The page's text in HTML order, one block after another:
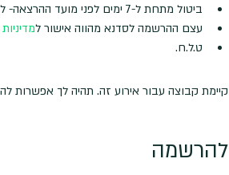
ביטול מתחת ל-7 ימים לפני מועד ההרצאה- לא ינתן החזר
עצם ההרשמה לסדנא מהווה אישור ל
ט.ל.ח.
קיימת קבוצה עבור אירוע זה. תהיה לך אפשרות
להרשמה